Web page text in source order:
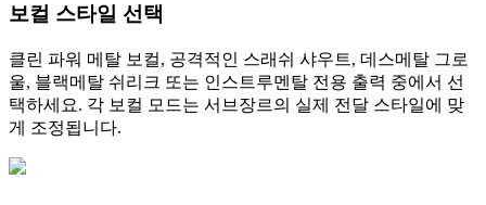
보컬 스타일 선택
클린 파워 메탈 보컬, 공격적인 스래쉬 샤우트, 데스메탈 그로
울, 블랙메탈 쉬리크 또는 인스트루멘탈 전용 출력 중에서 선
택하세요. 각 보컬 모드는 서브장르의 실제 전달 스타일에 맞
게 조정됩니다.